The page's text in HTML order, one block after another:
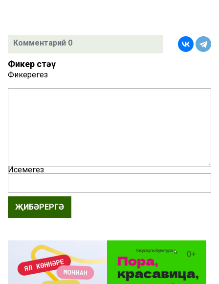
Комментарий 0
Фикер өстәү
Фикерегез
Исемегез
ҖИБӘРЕРГӘ